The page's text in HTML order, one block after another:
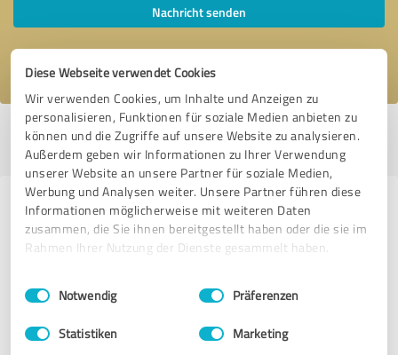
Diese Webseite verwendet Cookies
Wir verwenden Cookies, um Inhalte und Anzeigen zu
personalisieren, Funktionen für soziale Medien anbieten zu
können und die Zugriffe auf unsere Website zu analysieren.
Außerdem geben wir Informationen zu Ihrer Verwendung
unserer Website an unsere Partner für soziale Medien,
Werbung und Analysen weiter. Unsere Partner führen diese
Informationen möglicherweise mit weiteren Daten
zusammen, die Sie ihnen bereitgestellt haben oder die sie im
Rahmen Ihrer Nutzung der Dienste gesammelt haben.
Impressum Datenschutzbestimmungen
Einwilligungsauswahl
Notwendig Präferenzen
Statistiken Marketing
Nachricht senden
Ich stimme den
Profil aktiv seit 21.05.2020 |Letzte Aktualisierung: 21.05.2020|Profil
melden
Erfahrungen zu weiteren
Anbietern aus dem Bereich
Embassy Translations